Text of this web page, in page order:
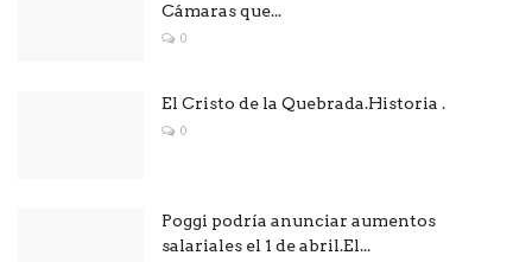
Cámaras que...
0
El Cristo de la Quebrada.Historia .
0
Poggi podría anunciar aumentos
salariales el 1 de abril.El...